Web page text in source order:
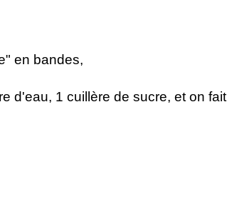
en bandes,
d'eau, 1 cuillère de sucre, et on fait